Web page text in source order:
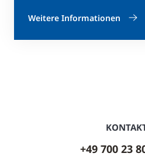
Weitere Informationen
+49 700 23